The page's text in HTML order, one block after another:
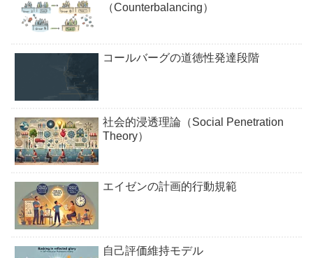
（Counterbalancing）
コールバーグの道徳性発達段階
社会的浸透理論（Social Penetration
Theory）
エイゼンの計画的行動規範
自己評価維持モデル